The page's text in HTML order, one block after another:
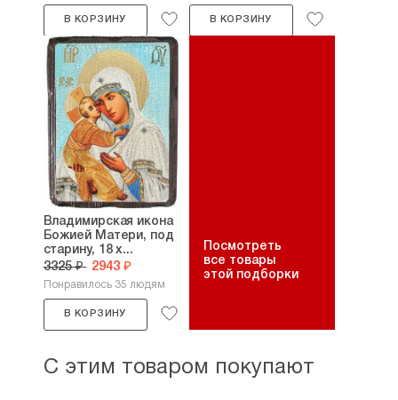
В КОРЗИНУ В КОРЗИНУ
Владимирская икона
Божией Матери, под
старину, 18 х...
3325 ₽ 2943 ₽
Понравилось 35 людям
В КОРЗИНУ
Посмотреть
все товары
этой подборки
С этим товаром покупают